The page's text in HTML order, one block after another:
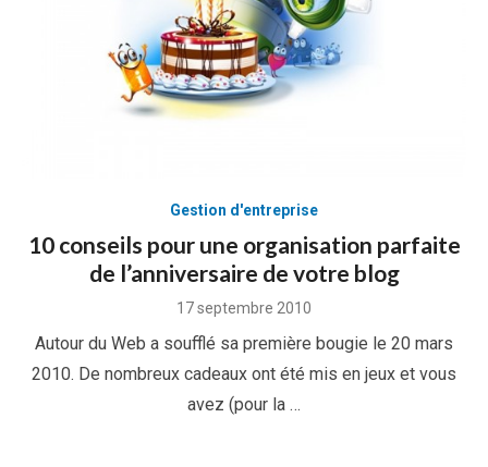
Gestion d'entreprise
10 conseils pour une organisation parfaite
de l’anniversaire de votre blog
Posted
17 septembre 2010
Autour du Web a soufflé sa première bougie le 20 mars
2010. De nombreux cadeaux ont été mis en jeux et vous
avez (pour la …